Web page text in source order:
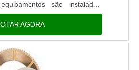
são instalados
Estruturas com locais mais
benefícios do ....
AGORA